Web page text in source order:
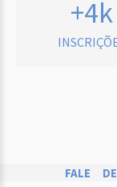
+4k
FALE